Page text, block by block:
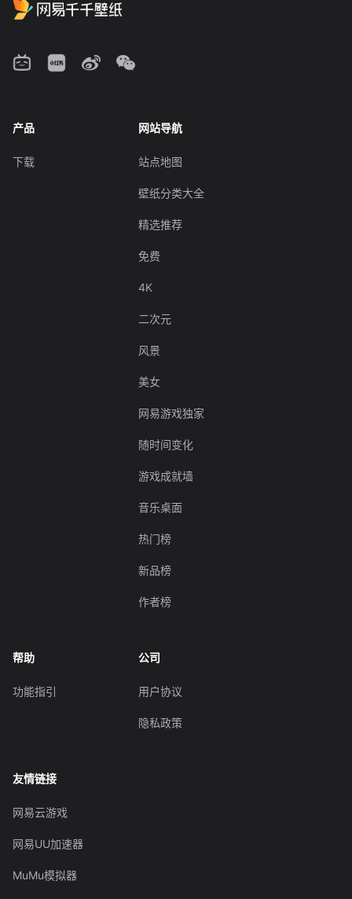
产品
下载
网站导航
站点地图
壁纸分类大全
精选推荐
免费
4K
二次元
风景
美女
网易游戏独家
随时间变化
游戏成就墙
音乐桌面
热门榜
新品榜
作者榜
帮助
功能指引
公司
用户协议
隐私政策
友情链接
网易云游戏
网易UU加速器
MuMu模拟器